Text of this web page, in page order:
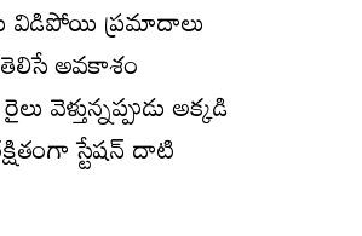
విడిపోయి ప్రమాదాలు
అవకాశం
వెళ్తున్నప్పుడు అక్కడి
స్టేషన్ దాటి